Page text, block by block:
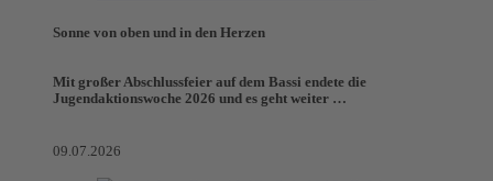
Sonne von oben und in den Herzen
Mit großer Abschlussfeier auf dem Bassi endete die
Jugendaktionswoche 2026 und es geht weiter …
09.07.2026